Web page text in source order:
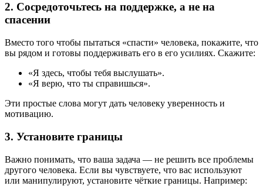
2. Сосредоточьтесь на поддержке, а не на
спасении
Вместо того чтобы пытаться «спасти» человека, покажите, что
вы рядом и готовы поддерживать его в его усилиях. Скажите:
«Я здесь, чтобы тебя выслушать».
«Я верю, что ты справишься».
Эти простые слова могут дать человеку уверенность и
мотивацию.
3. Установите границы
Важно понимать, что ваша задача — не решить все проблемы
другого человека. Если вы чувствуете, что вас используют
или манипулируют, установите чёткие границы. Например: